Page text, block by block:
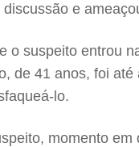
e
suspeito entrou
41 anos, foi
lo.
momento